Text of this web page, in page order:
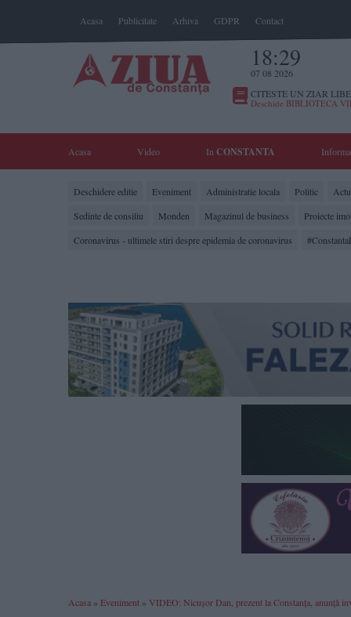
Acasa Publicitate Arhiva GDPR Contact
18:29
07 08 2026
CITESTE UN ZIAR
Deschide BIBLIOTECA
Acasa Video In CONSTANTA
Deschidere editie Eveniment Administratie locala Politic
Sedinte de consiliu
Monden Magazinul de business Proiecte
Coronavirus - ultimele stiri despre epidemia de coronavirus
Acasa » Eveniment » VIDEO: Nicușor Dan, prezent la Constanța, anunță